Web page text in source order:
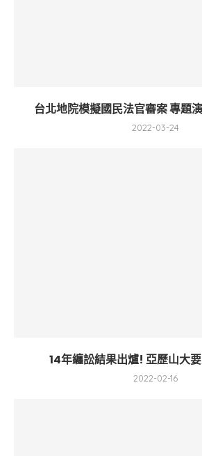
台北地院模擬國民法官審案 專題
2022-03-24
14年纏訟結果出爐! 亞歷山大
2022-02-16